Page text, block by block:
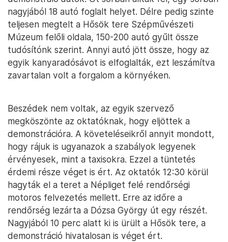
nagyjából 18 autó foglalt helyet. Délre pedig szinte
teljesen megtelt a Hősök tere Szépművészeti
Múzeum felőli oldala, 150-200 autó gyűlt össze
tudósítónk szerint. Annyi autó jött össze, hogy az
egyik kanyaradósávot is elfoglalták, ezt leszámítva
zavartalan volt a forgalom a környéken.
Beszédek nem voltak, az egyik szervező
megköszönte az oktatóknak, hogy eljöttek a
demonstrációra. A követeléseikről annyit mondott,
hogy rájuk is ugyanazok a szabályok legyenek
érvényesek, mint a taxisokra. Ezzel a tüntetés
érdemi része véget is ért. Az oktatók 12:30 körül
hagyták el a teret a Népliget felé rendőrségi
motoros felvezetés mellett. Erre az időre a
rendőrség lezárta a Dózsa György út egy részét.
Nagyjából 10 perc alatt ki is ürült a Hősök tere, a
demonstráció hivatalosan is véget ért.